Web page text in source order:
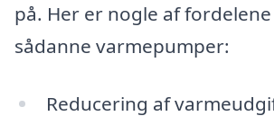
på. Her er nogle af
sådanne varmepumper:
Reducering af